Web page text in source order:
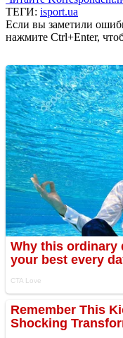
ТЕГИ: isport.ua
Если вы заметили
нажмите Ctrl+Enter,